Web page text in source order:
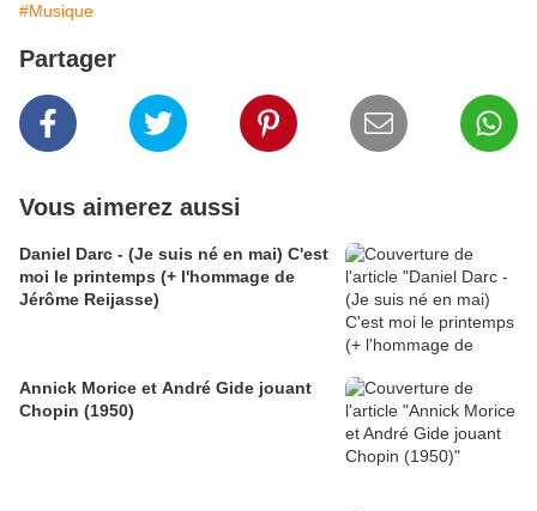
#Musique
Partager
Vous aimerez aussi
Daniel Darc - (Je suis né en mai) C'est
moi le printemps (+ l'hommage de
Jérôme Reijasse)
Annick Morice et André Gide jouant
Chopin (1950)